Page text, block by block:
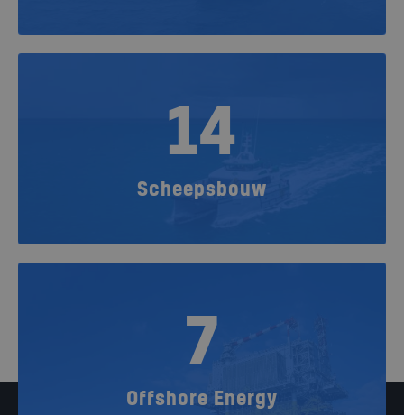
14
Scheepsbouw
7
Offshore Energy